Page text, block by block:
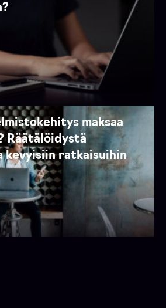
maksaa
Räätälöidystä
kevyisiin ratkaisuihin